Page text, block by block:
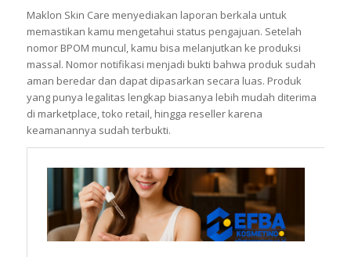
7. Pantau progres notifikasi sampai
nomor BPOM diterbitkan
Maklon Skin Care menyediakan laporan berkala untuk
memastikan kamu mengetahui status pengajuan. Setelah
nomor BPOM muncul, kamu bisa melanjutkan ke produksi
massal. Nomor notifikasi menjadi bukti bahwa produk sudah
aman beredar dan dapat dipasarkan secara luas. Produk
yang punya legalitas lengkap biasanya lebih mudah diterima
keamanannya sudah terbukti.